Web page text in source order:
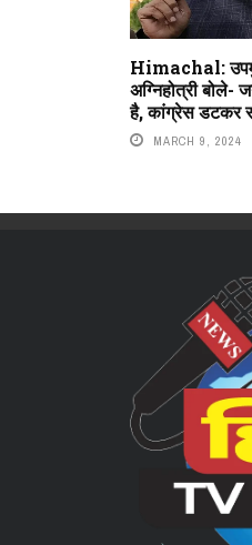
Himachal:
अग्निहोत्री बोले-
है, कांग्रेस डटकर
MARCH 9, 2024